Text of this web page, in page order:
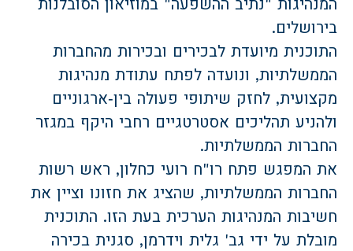
בירושלים.
התוכנית מיועדת לבכירים ובכירות מהחברות
הממשלתיות, ונועדה לפתח עתודת מנהיגות
מקצועית, לחזק שיתופי פעולה בין‑ארגוניים
ולהניע תהליכים אסטרטגיים רחבי היקף במגזר
החברות הממשלתיות.
את המפגש פתח רו"ח רועי כחלון, ראש רשות
החברות הממשלתיות, שהציג את חזונו וציין את
חשיבות המנהיגות הערכית בעת הזו. התוכנית
מובלת על ידי גב' גלית וידרמן, סגנית בכירה